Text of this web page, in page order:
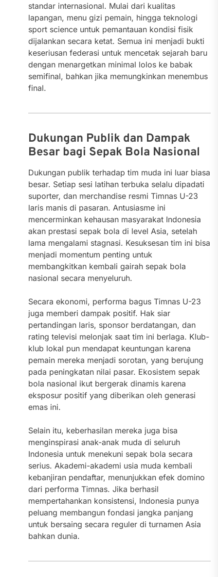
standar internasional. Mulai dari kualitas
lapangan, menu gizi pemain, hingga teknologi
sport science untuk pemantauan kondisi fisik
dijalankan secara ketat. Semua ini menjadi bukti
keseriusan federasi untuk mencetak sejarah baru
dengan menargetkan minimal lolos ke babak
semifinal, bahkan jika memungkinkan menembus
final.
Dukungan Publik dan Dampak
Besar bagi Sepak Bola Nasional
Dukungan publik terhadap tim muda ini luar biasa
besar. Setiap sesi latihan terbuka selalu dipadati
suporter, dan merchandise resmi Timnas U-23
laris manis di pasaran. Antusiasme ini
mencerminkan kehausan masyarakat Indonesia
akan prestasi sepak bola di level Asia, setelah
lama mengalami stagnasi. Kesuksesan tim ini bisa
menjadi momentum penting untuk
membangkitkan kembali gairah sepak bola
nasional secara menyeluruh.
Secara ekonomi, performa bagus Timnas U-23
juga memberi dampak positif. Hak siar
pertandingan laris, sponsor berdatangan, dan
rating televisi melonjak saat tim ini berlaga. Klub-
klub lokal pun mendapat keuntungan karena
pemain mereka menjadi sorotan, yang berujung
pada peningkatan nilai pasar. Ekosistem sepak
bola nasional ikut bergerak dinamis karena
eksposur positif yang diberikan oleh generasi
emas ini.
Selain itu, keberhasilan mereka juga bisa
menginspirasi anak-anak muda di seluruh
Indonesia untuk menekuni sepak bola secara
serius. Akademi-akademi usia muda kembali
kebanjiran pendaftar, menunjukkan efek domino
dari performa Timnas. Jika berhasil
mempertahankan konsistensi, Indonesia punya
peluang membangun fondasi jangka panjang
untuk bersaing secara reguler di turnamen Asia
bahkan dunia.